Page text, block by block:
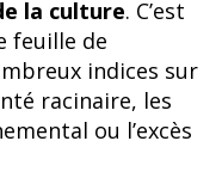
la culture. C’est
feuille de
indices sur
racinaire, les
ou l’excès